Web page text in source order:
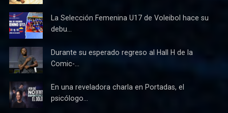
La Selección Femenina U17 de Voleibol hace su
debu...
Durante su esperado regreso al Hall H de la
Comic-...
En una reveladora charla en Portadas, el
psicólogo...